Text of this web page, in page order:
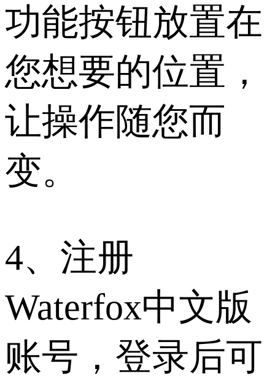
功能按钮放置在
您想要的位置，
让操作随您而
变。
4、注册
Waterfox中文版
账号，登录后可